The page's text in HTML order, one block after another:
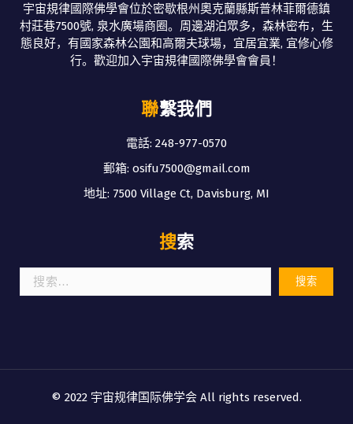
宇宙規律國際佛學會位於密歇根州奧克蘭縣斯普林菲爾德鎮
村莊巷7500號, 泉水廣場商圈。周邊湖泊眾多，森林密布，生
態良好，有國家森林公園和高爾夫球場，宜居宜業, 宜修心修
行。歡迎加入宇宙規律國際佛學會會員！
聯繫我們
電話: 248-977-0570
郵箱: osifu7500@gmail.com
地址: 7500 Village Ct, Davisburg, MI
搜索
索：
© 2022 宇宙规律国际佛学会 All rights reserved.